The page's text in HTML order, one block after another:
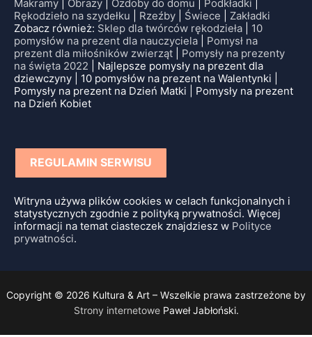
Makramy
Obrazy Ozdoby do domu Podkładki
Rękodzieło na szydełku
Rzeźby Świece
Zakładki
Zobacz również: Sklep dla twórców rękodzieła
10
pomysłów na prezent dla nauczyciela
Pomysł na
prezent dla miłośników zwierząt
Pomysły na prezenty
na święta 2022 | Najlepsze pomysły na prezent dla
dziewczyny | 10 pomysłów na prezent na Walentynki |
Pomysły na prezent na Dzień Matki | Pomysły na prezent
na Dzień Kobiet
REGULAMIN SERWISU
Witryna używa plików cookies w celach funkcjonalnych i
statystycznych zgodnie z polityką prywatności. Więcej
informacji na temat ciasteczek znajdziesz w Polityce
prywatności.
Copyright © 2026 Kultura & Art – Wszelkie prawa zastrzeżone by
Strony internetowePaweł Jabłoński.